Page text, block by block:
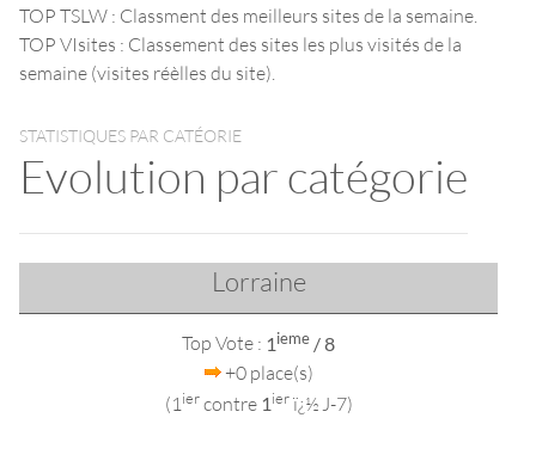
TOP TSLW : Classment des meilleurs sites de la semaine.
TOP VIsites : Classement des sites les plus visités de la
semaine (visites réèlles du site).
STATISTIQUES PAR CATÉORIE
Evolution par catégorie
Lorraine
Top Vote : 1ieme / 8
+0 place(s)
(1 iercontre 1ierï¿½ J-7)